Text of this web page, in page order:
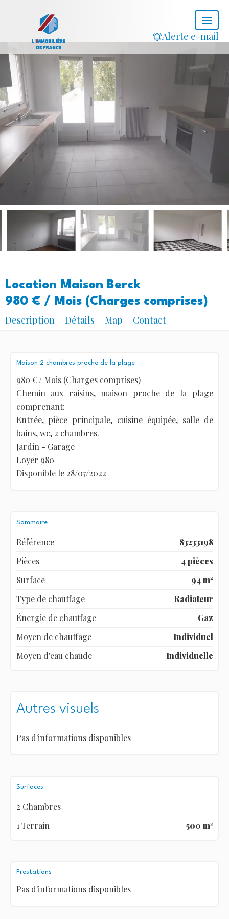
Alerte e-mail
Location Maison Berck
980 € / Mois (Charges comprises)
Description
Détails Map Contact
Maison 2 chambres proche de la plage
980 € / Mois (Charges comprises)
Chemin aux raisins, maison proche de la plage
comprenant:
Entrée, pièce principale, cuisine équipée, salle de
bains, wc, 2 chambres.
Jardin - Garage
Loyer 980
Disponible le 28/07/2022
Sommaire
Référence
83233198
Pièces
4 pièces
Surface
94 m²
Type de chauffage
Radiateur
Énergie de chauffage
Gaz
Moyen de chauffage
Individuel
Moyen d'eau chaude
Individuelle
Autres visuels
Pas d'informations disponibles
Surfaces
2 Chambres
1 Terrain
500 m²
Prestations
Pas d'informations disponibles